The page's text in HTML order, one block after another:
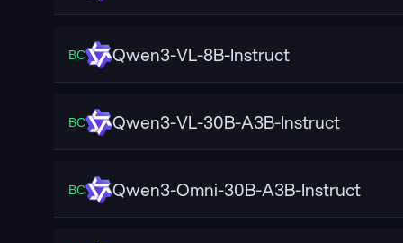
ВС Qwen3-VL-8B-Instruct
ВС Qwen3-VL-30B-A3B-Instruct
ВС Qwen3-Omni-30B-A3B-Instruct